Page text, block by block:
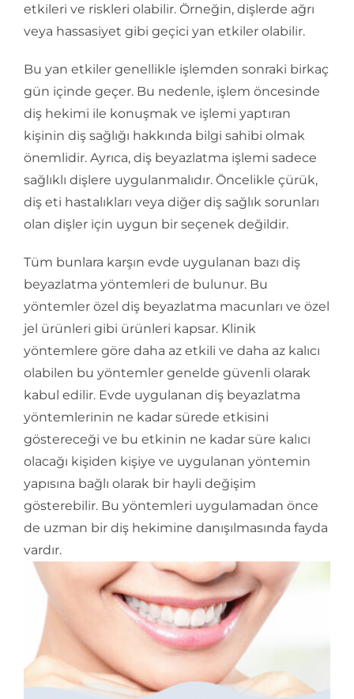
etkileri ve riskleri olabilir. Örneğin, dişlerde ağrı
veya hassasiyet gibi geçici yan etkiler olabilir.
Bu yan etkiler genellikle işlemden sonraki birkaç
gün içinde geçer. Bu nedenle, işlem öncesinde
diş hekimi ile konuşmak ve işlemi yaptıran
kişinin diş sağlığı hakkında bilgi sahibi olmak
önemlidir. Ayrıca, diş beyazlatma işlemi sadece
sağlıklı dişlere uygulanmalıdır. Öncelikle çürük,
diş eti hastalıkları veya diğer diş sağlık sorunları
olan dişler için uygun bir seçenek değildir.
Tüm bunlara karşın evde uygulanan bazı diş
beyazlatma yöntemleri de bulunur. Bu
yöntemler özel diş beyazlatma macunları ve özel
jel ürünleri gibi ürünleri kapsar. Klinik
yöntemlere göre daha az etkili ve daha az kalıcı
olabilen bu yöntemler genelde güvenli olarak
kabul edilir. Evde uygulanan diş beyazlatma
yöntemlerinin ne kadar sürede etkisini
göstereceği ve bu etkinin ne kadar süre kalıcı
olacağı kişiden kişiye ve uygulanan yöntemin
yapısına bağlı olarak bir hayli değişim
gösterebilir. Bu yöntemleri uygulamadan önce
de uzman bir diş hekimine danışılmasında fayda
vardır.